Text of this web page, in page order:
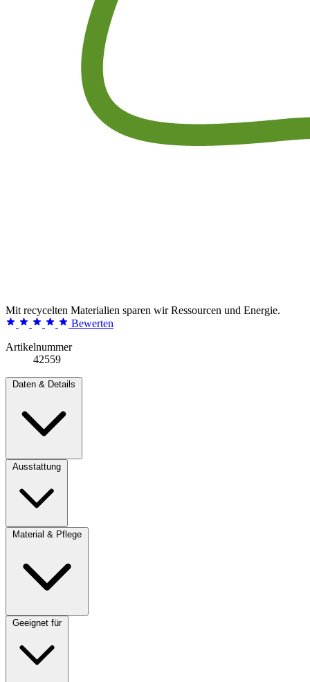
Mit recycelten Materialien sparen wir Ressourcen und Energie.
Bewerten
Artikelnummer
42559
Daten & Details
Ausstattung
Material & Pflege
Geeignet für